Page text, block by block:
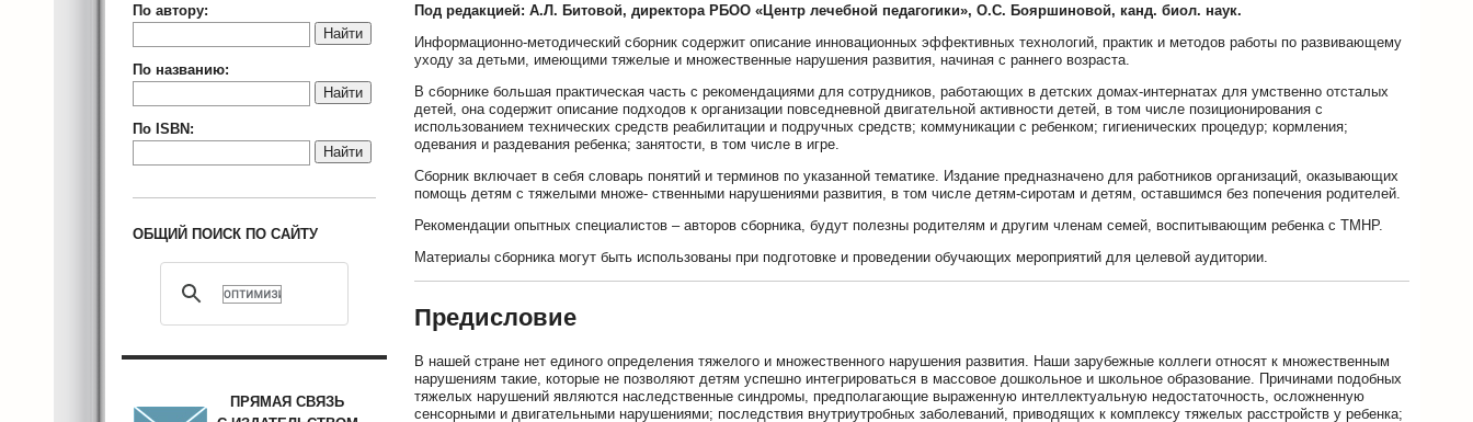
Под редакцией: А.Л. Битовой, директора РБОО «Центр лечебной педагогики», О.С. Бояршиновой, канд. биол. наук.
Информационно-методический сборник содержит описание инновационных эффективных технологий, практик и методов работы по развивающему
уходу за детьми, имеющими тяжелые и множественные нарушения развития, начиная с раннего возраста.
В сборнике большая практическая часть с рекомендациями для сотрудников, работающих в детских домах-интернатах для умственно отсталых
детей, она содержит описание подходов к организации повседневной двигательной активности детей, в том числе позиционирования с
использованием технических средств реабилитации и подручных средств; коммуникации с ребенком; гигиенических процедур; кормления;
одевания и раздевания ребенка; занятости, в том числе в игре.
Сборник включает в себя словарь понятий и терминов по указанной тематике. Издание предназначено для работников организаций, оказывающих
помощь детям с тяжелыми множе- ственными нарушениями развития, в том числе детям-сиротам и детям, оставшимся без попечения родителей.
Рекомендации опытных специалистов – авторов сборника, будут полезны родителям и другим членам семей, воспитывающим ребенка с ТМНР.
Материалы сборника могут быть использованы при подготовке и проведении обучающих мероприятий для целевой аудитории.
Предисловие
В нашей стране нет единого определения тяжелого и множественного нарушения развития. Наши зарубежные коллеги относят к множественным
нарушениям такие, которые не позволяют детям успешно интегрироваться в массовое дошкольное и школьное образование. Причинами подобных
тяжелых нарушений являются наследственные синдромы, предполагающие выраженную интеллектуальную недостаточность, осложненную
сенсорными и двигательными нарушениями; последствия внутриутробных заболеваний, приводящих к комплексу тяжелых расстройств у ребенка;
По автору:
Найти
По названию:
Найти
По ISBN:
Найти
ОБЩИЙ ПОИСК ПО САЙТУ
ПРЯМАЯ СВЯЗЬ